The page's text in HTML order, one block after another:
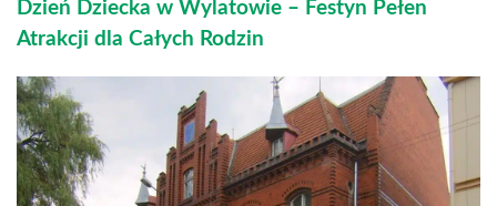
Dzień Dziecka w Wylatowie – Festyn Pełen
Atrakcji dla Całych Rodzin